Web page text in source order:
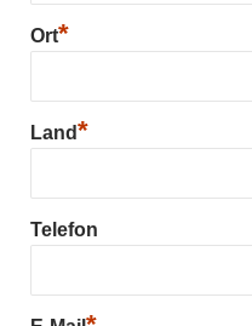
Ort*
Land*
Telefon